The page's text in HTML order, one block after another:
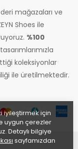
iyileştirmek için
uygun çerezler
Detaylı bilgiye
sayfamızdan
mağazaları ve
Shoes ile
%100
koleksiyonlar
ile üretilmektedir.